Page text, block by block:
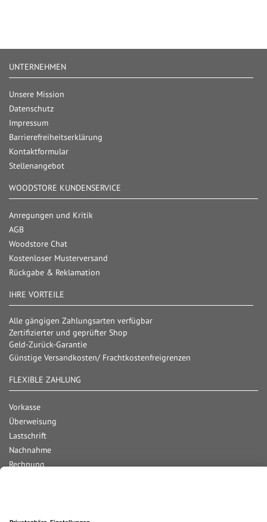
UNTERNEHMEN
Unsere Mission
Datenschutz
Impressum
Barrierefreiheitserklärung
Kontaktformular
Stellenangebot
WOODSTORE KUNDENSERVICE
Anregungen und Kritik
AGB
Woodstore Chat
Kostenloser Musterversand
Rückgabe & Reklamation
IHRE VORTEILE
Alle gängigen Zahlungsarten verfügbar
Zertifizierter und geprüfter Shop
Geld-Zurück-Garantie
Günstige Versandkosten/ Frachtkostenfreigrenzen
FLEXIBLE ZAHLUNG
Vorkasse
Überweisung
Lastschrift
Nachnahme
Rechnung